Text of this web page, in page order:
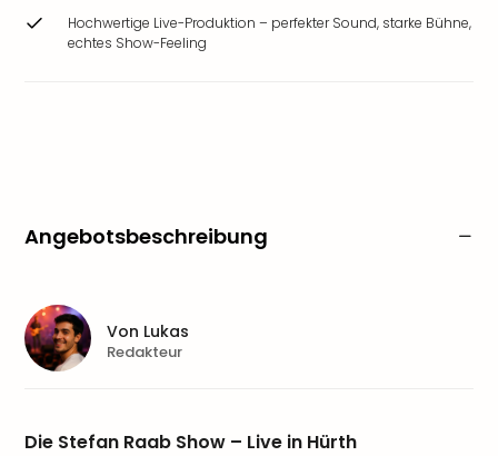
Hochwertige Live-Produktion – perfekter Sound, starke Bühne,
echtes Show-Feeling
Angebotsbeschreibung
Die Stefan Raab Show – Live in Hürth
Von Lukas
Redakteur